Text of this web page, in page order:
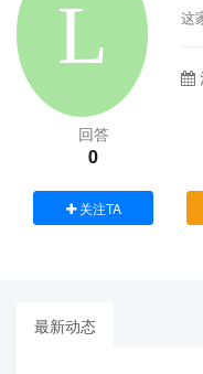
这
回答
0
关注TA
最新动态